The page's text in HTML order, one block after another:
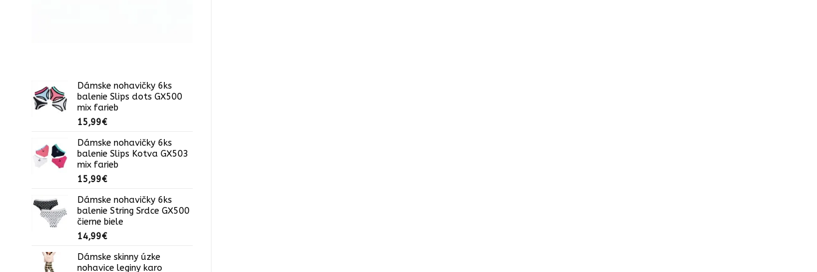
Dámske nohavičky 6ks
balenie Slips dots GX500
mix farieb
15,99€
Dámske nohavičky 6ks
balenie Slips Kotva GX503
mix farieb
15,99€
Dámske nohavičky 6ks
balenie String Srdce GX500
čierne biele
14,99€
Dámske skinny úzke
nohavice leginy karo